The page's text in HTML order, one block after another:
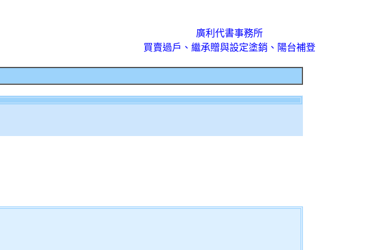
廣利代書事務所
買賣過戶、繼承贈與設定塗銷、陽台補登